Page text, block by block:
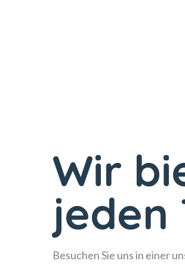
Wir
jeden
Besuchen Sie uns in einer